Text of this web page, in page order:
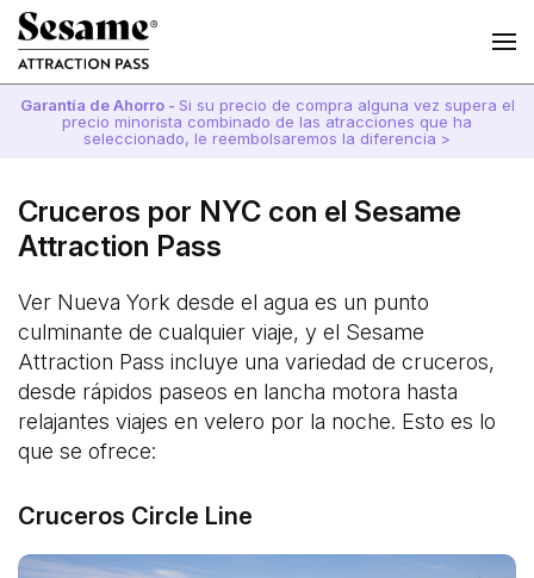
Garantía de Ahorro - Si su precio de compra alguna vez supera el
precio minorista combinado de las atracciones que ha
seleccionado, le reembolsaremos la diferencia >
Cruceros por NYC con el Sesame
Attraction Pass
Ver Nueva York desde el agua es un punto
culminante de cualquier viaje, y el Sesame
Attraction Pass incluye una variedad de cruceros,
desde rápidos paseos en lancha motora hasta
relajantes viajes en velero por la noche. Esto es lo
que se ofrece:
Cruceros Circle Line